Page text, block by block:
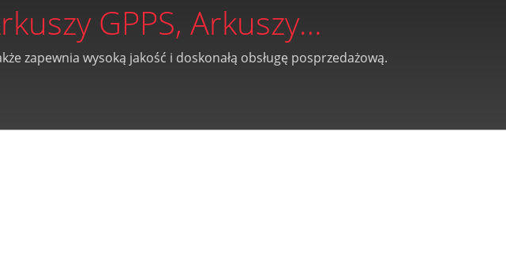
GPPS, Arkuszy
| Kao-Chia Plastics Co.,
zapewnia wysoką jakość i doskonałą obsługę posprzedażową.